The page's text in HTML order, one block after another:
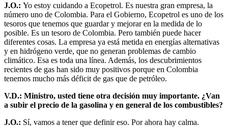
J.O.: Yo estoy cuidando a Ecopetrol. Es nuestra gran empresa, la
número uno de Colombia. Para el Gobierno, Ecopetrol es uno de los
tesoros que tenemos que guardar y mejorar en la medida de lo
posible. Es un tesoro de Colombia. Pero también puede hacer
diferentes cosas. La empresa ya está metida en energías alternativas
y en hidrógeno verde, que no generan problemas de cambio
climático. Esa es toda una línea. Además, los descubrimientos
recientes de gas han sido muy positivos porque en Colombia
tenemos mucho más déficit de gas que de petróleo.
V.D.: Ministro, usted tiene otra decisión muy importante. ¿Van
a subir el precio de la gasolina y en general de los combustibles?
J.O.: Sí, vamos a tener que definir eso. Por ahora hay calma.